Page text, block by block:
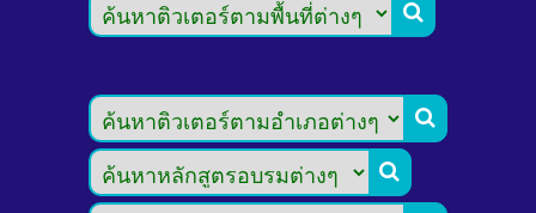


